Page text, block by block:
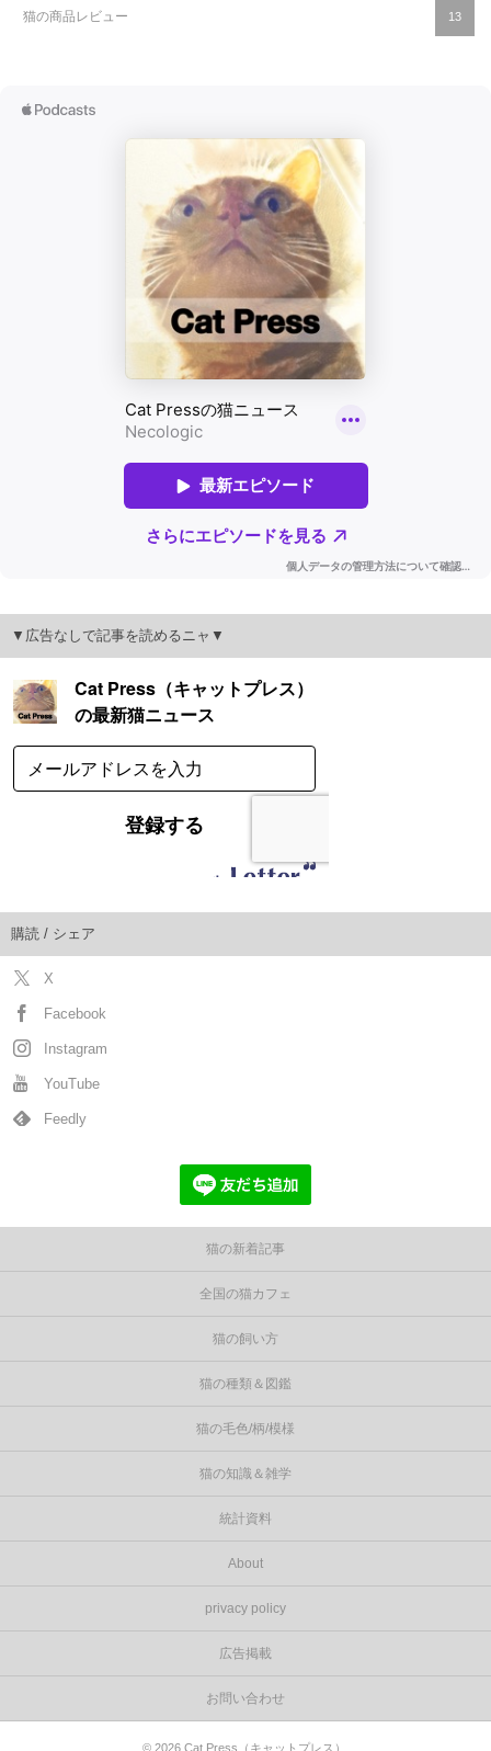
猫の商品レビュー 13
▼広告なしで記事を読めるニャ▼
購読 / シェア
X
Facebook
Instagram
YouTube
Feedly
猫の新着記事
全国の猫カフェ
猫の飼い方
猫の種類＆図鑑
猫の毛色/柄/模様
猫の知識＆雑学
統計資料
About
privacy policy
広告掲載
お問い合わせ
© 2026 Cat Press（キャットプレス）